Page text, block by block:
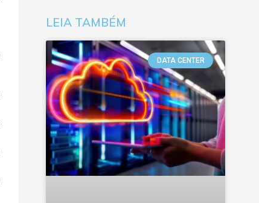
LEIA TAMBÉM
DATA CENTER